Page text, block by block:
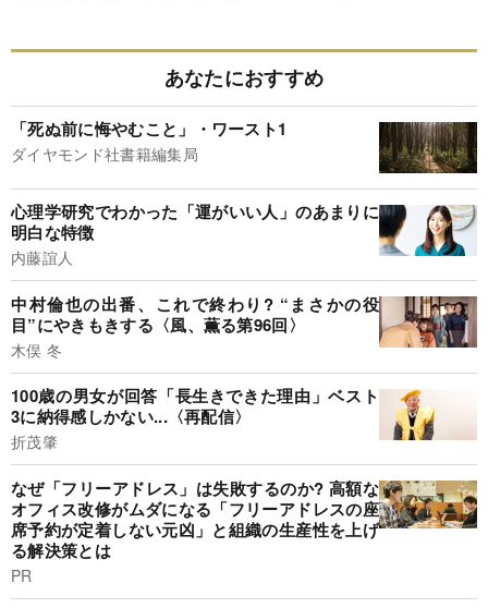
あなたにおすすめ
「死ぬ前に悔やむこと」・ワースト1
ダイヤモンド社書籍編集局
心理学研究でわかった「運がいい人」のあまりに
明白な特徴
内藤誼人
中村倫也の出番、これで終わり? “まさかの役
目”にやきもきする〈風、薫る第96回〉
木俣 冬
100歳の男女が回答「長生きできた理由」ベスト
3に納得感しかない...〈再配信〉
折茂肇
なぜ「フリーアドレス」は失敗するのか? 高額な
オフィス改修がムダになる「フリーアドレスの座
席予約が定着しない元凶」と組織の生産性を上げ
る解決策とは
PR